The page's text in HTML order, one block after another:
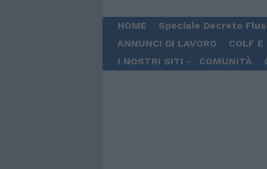
HOME Speciale Decreto
ANNUNCI DI LAVORO
COLF
I NOSTRI SITI
COMUNITÀ